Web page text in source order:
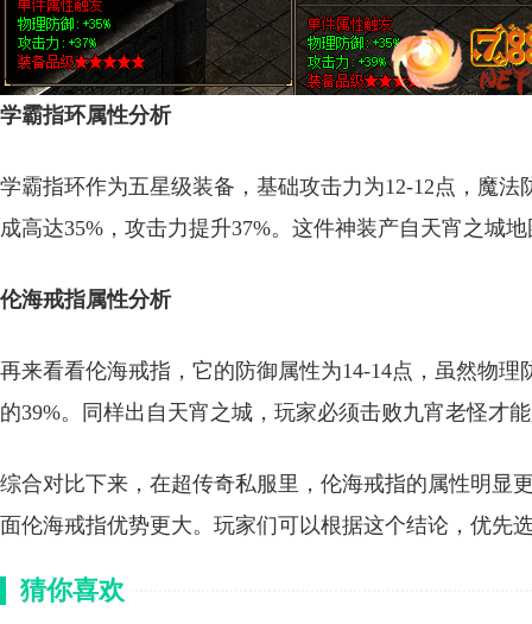
学霸指环属性分析
学霸指环作为五星级装备，基础攻击力为12-12点，魔
成高达35%，攻击力提升37%。这件神装产自天宵之城
伦海戒指属性分析
再来看看伦海戒指，它的防御属性为14-14点，虽然物
的39%。同样出自天宵之城，玩家必须击败九宵老怪才
综合对比下来，在超传奇私服里，伦海戒指的属性明显
面伦海戒指优势更大。玩家们可以根据这个结论，优先
猜你喜欢